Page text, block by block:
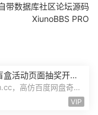
带数据库社区论坛源码
XiunoBBS PRO
活动页面抽奖开盒
调源码潮玩V6
，高仿百度网盘奇妙
VIP